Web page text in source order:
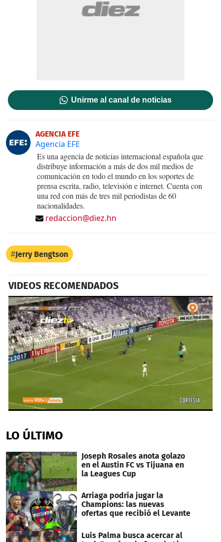
Unirme al canal de noticias
AGENCIA EFE
Agencia EFE
Es una agencia de noticias internacional española que
distribuye información a más de dos mil medios de
comunicación en todo el mundo en los soportes de
prensa escrita, radio, televisión e internet. Cuenta con
una red con más de tres mil periodistas de 60
nacionalidades.
redaccion@diez.hn
Jerry Bengtson
VIDEOS RECOMENDADOS
of
44
LO ÚLTIMO
Joseph Rosales anota golazo
en el Austin FC vs Tijuana en
la Leagues Cup
Arriaga podría jugar la
Champions: las nuevas
ofertas que recibió el Levante
Luis Palma busca acercar al